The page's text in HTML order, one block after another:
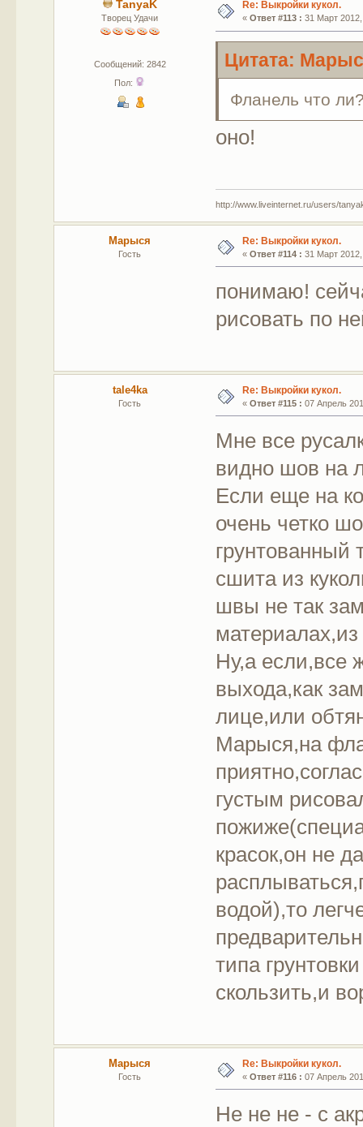
TanyaK
Творец Удачи
Сообщений: 2842
Пол:
Re: Выкройки кукол.
« Ответ #113 : 31 Март
Цитата:
Фланель что
оно!
http://www.liveinternet.ru/users/
Марыся
Гость
Re: Выкройки кукол.
« Ответ #114 : 31 Март
понимаю!
рисовать по
tale4ka
Гость
Re: Выкройки кукол.
« Ответ #115 : 07 Апрель
Мне все
видно шов на
Если еще на
очень четко
грунтованный
сшита из
швы не так
Ну,а если,все
выхода,как
лице,или
Марыся,на
густым
красок,он не
водой),то
типа
скользить,и
Марыся
Гость
Re: Выкройки кукол.
« Ответ #116 : 07 Апрель
Не не не - с